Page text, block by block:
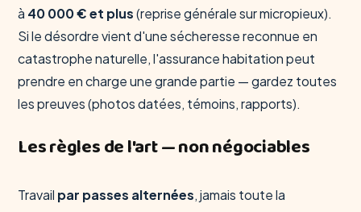
à 40 000 € et plus(reprise générale sur micropieux).
Si le désordre vient d'une sécheresse reconnue en
catastrophe naturelle, l'assurance habitation peut
prendre en charge une grande partie — gardez toutes
les preuves (photos datées, témoins, rapports).
Les règles de l'art — non négociables
Travail par passes alternées, jamais toute la